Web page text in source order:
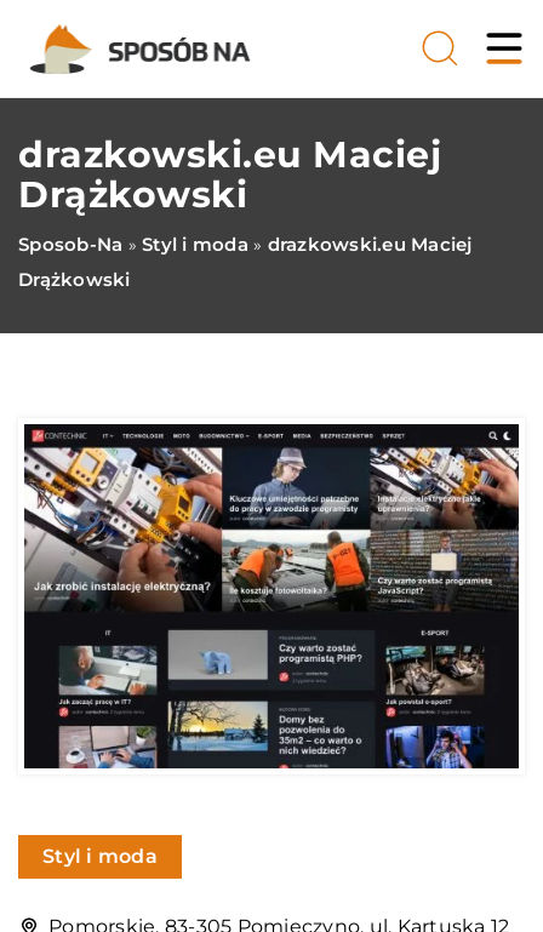
drazkowski.eu Maciej
Drążkowski
Sposob-Na » Styl i moda » drazkowski.eu Maciej
Drążkowski
Styl i moda
Pomorskie, 83-305 Pomieczyno, ul. Kartuska 12